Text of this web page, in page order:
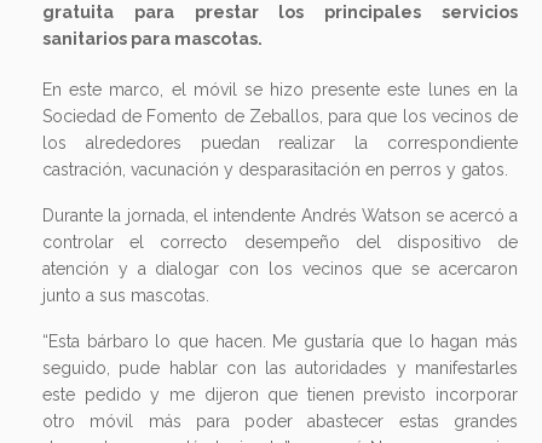
gratuita para prestar los principales servicios
sanitarios para mascotas.
En este marco, el móvil se hizo presente este lunes en la
Sociedad de Fomento de Zeballos, para que los vecinos de
los alrededores puedan realizar la correspondiente
castración, vacunación y desparasitación en perros y gatos.
Durante la jornada, el intendente Andrés Watson se acercó a
controlar el correcto desempeño del dispositivo de
atención y a dialogar con los vecinos que se acercaron
junto a sus mascotas.
“Esta bárbaro lo que hacen. Me gustaría que lo hagan más
seguido, pude hablar con las autoridades y manifestarles
este pedido y me dijeron que tienen previsto incorporar
otro móvil más para poder abastecer estas grandes